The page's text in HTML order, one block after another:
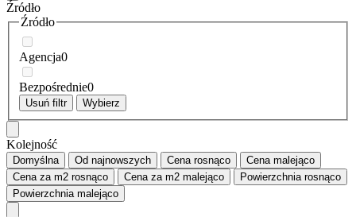
Źródło
Źródło
Agencja0
Bezpośrednie0
Usuń filtr Wybierz
Kolejność
Domyślna Od najnowszych Cena rosnąco Cena malejąco
Cena za m2 rosnąco Cena za m2 malejąco Powierzchnia rosnąco
Powierzchnia malejąco